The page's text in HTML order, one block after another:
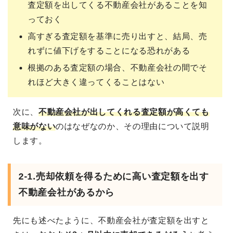
査定額を出してくる不動産会社があることを知
っておく
高すぎる査定額を基準に売り出すと、結局、売
れずに値下げをすることになる恐れがある
根拠のある査定額の場合、不動産会社の間でそ
れほど大きく違ってくることはない
次に、 不動産会社が出してくれる査定額が高くても
意味がないのはなぜなのか、その理由について説明
します。
2-1.売却依頼を得るために高い査定額を出す
不動産会社があるから
先にも述べたように、不動産会社が査定額を出すと